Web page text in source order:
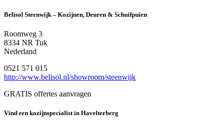
Belisol Steenwijk – Kozijnen, Deuren & Schuifpuien
Roomweg 3
8334 NR Tuk
Nederland
0521 571 015
http://www.belisol.nl/showroom/steenwijk
GRATIS offertes aanvragen
Vind een kozijnspecialist in Havelterberg